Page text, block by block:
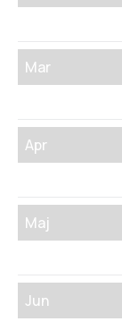
Mar
Apr
Maj
Jun